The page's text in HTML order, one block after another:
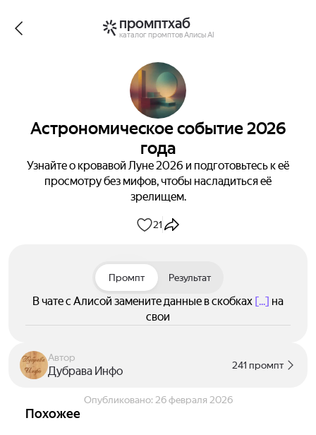
промптхаб
каталог промптов Алисы AI
Астрономическое событие 2026
года
Узнайте о кровавой Луне 2026 и подготовьтесь к её
просмотру без мифов, чтобы насладиться её
зрелищем.
21
Промпт Результат
В чате с Алисой замените данные в скобках [...] на
свои
Автор
Дубрава Инфо 241 промпт
Опубликовано: 26 февраля 2026
Похожее